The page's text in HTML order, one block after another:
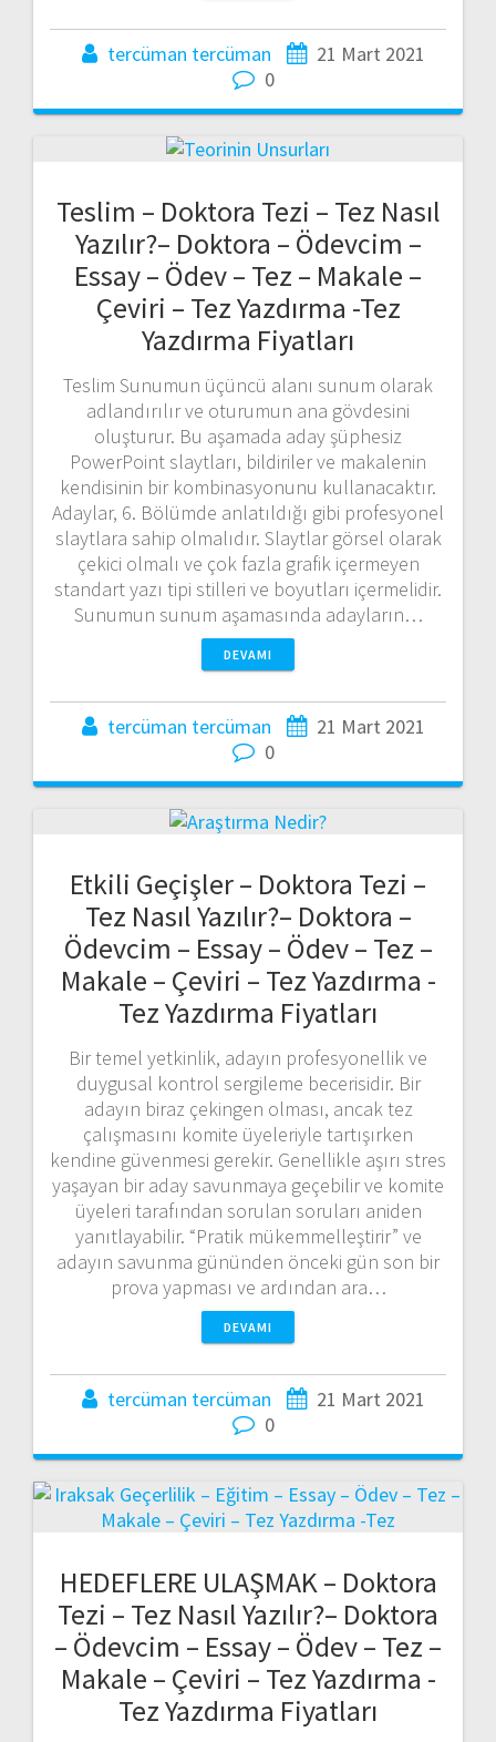
tercüman tercüman
21 Mart 2021
0
Teslim – Doktora Tezi – Tez Nasıl
Yazılır?– Doktora – Ödevcim –
Essay – Ödev – Tez – Makale –
Çeviri – Tez Yazdırma -Tez
Yazdırma Fiyatları
Teslim Sunumun üçüncü alanı sunum olarak
adlandırılır ve oturumun ana gövdesini
oluşturur. Bu aşamada aday şüphesiz
PowerPoint slaytları, bildiriler ve makalenin
kendisinin bir kombinasyonunu kullanacaktır.
Adaylar, 6. Bölümde anlatıldığı gibi profesyonel
slaytlara sahip olmalıdır. Slaytlar görsel olarak
çekici olmalı ve çok fazla grafik içermeyen
standart yazı tipi stilleri ve boyutları içermelidir.
Sunumun sunum aşamasında adayların…
DEVAMI
tercüman tercüman
21 Mart 2021
0
Etkili Geçişler – Doktora Tezi –
Tez Nasıl Yazılır?– Doktora –
Ödevcim – Essay – Ödev – Tez –
Makale – Çeviri – Tez Yazdırma -
Tez Yazdırma Fiyatları
Bir temel yetkinlik, adayın profesyonellik ve
duygusal kontrol sergileme becerisidir. Bir
adayın biraz çekingen olması, ancak tez
çalışmasını komite üyeleriyle tartışırken
kendine güvenmesi gerekir. Genellikle aşırı stres
yaşayan bir aday savunmaya geçebilir ve komite
üyeleri tarafından sorulan soruları aniden
yanıtlayabilir. “Pratik mükemmelleştirir” ve
adayın savunma gününden önceki gün son bir
prova yapması ve ardından ara…
DEVAMI
tercüman tercüman
21 Mart 2021
0
HEDEFLERE ULAŞMAK – Doktora
Tezi – Tez Nasıl Yazılır?– Doktora
– Ödevcim – Essay – Ödev – Tez –
Makale – Çeviri – Tez Yazdırma -
Tez Yazdırma Fiyatları